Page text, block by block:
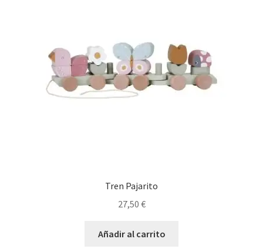
Tren Pajarito
27,50 €
Añadir al carrito